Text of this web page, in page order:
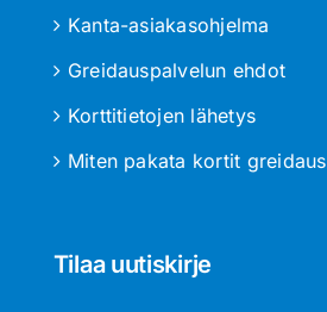
Kanta-asiakasohjelma
Greidauspalvelun ehdot
Korttitietojen lähetys
Miten pakata kortit
Tilaa uutiskirje